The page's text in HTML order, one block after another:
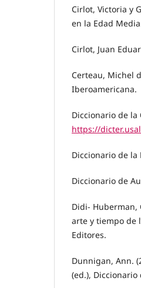
Cirlot, Victoria y
en la Edad
Cirlot, Juan
Certeau, Michel
Iberoamericana.
Diccionario de la
https://
Diccionario de la
Diccionario de
Didi- Huberman,
arte y tiempo de
Editores.
Dunnigan, Ann.
(ed.), Diccionario